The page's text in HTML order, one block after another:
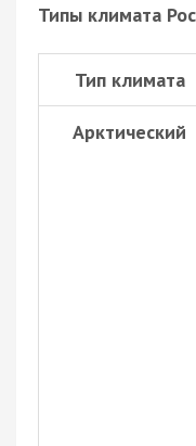
Типы климата
Тип климата
Арктический